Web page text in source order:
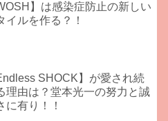
】は感染症防止の新しい
イルを作る？！
SHOCK】が愛され続
理由は？堂本光一の努力と誠
に有り！！